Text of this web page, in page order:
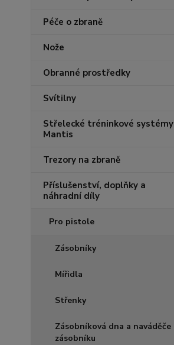
Péče o zbraně
Nože
Obranné prostředky
Svítilny
Střelecké tréninkové systémy
Mantis
Trezory na zbraně
Příslušenství, doplňky a
náhradní díly
Pro pistole
Zásobníky
Mířidla
Střenky
Zásobníková dna a naváděče
zásobníku